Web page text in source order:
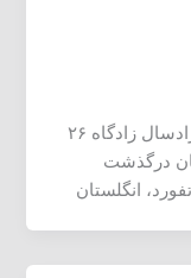
William Shakespeare ویلیام شکسپیر زادسال زادگاه ۲۶
درگذشت